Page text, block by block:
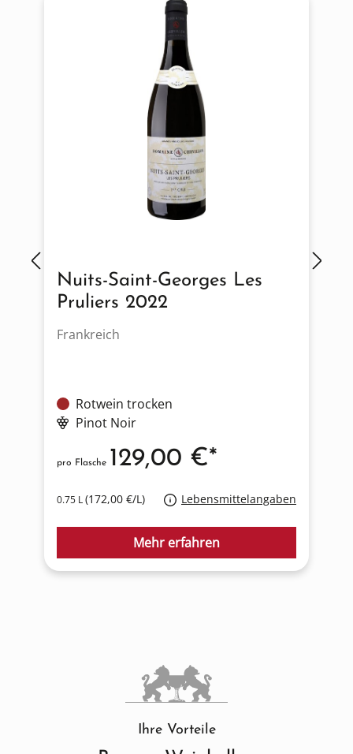
Nuits-Saint-Georges Les
Pruliers 2022
Frankreich
Rotwein trocken
Pinot Noir
0.75 L(172,00 €/L) Lebensmittelangaben
pro Flasche 129,00 €*
Mehr erfahren
Ihre Vorteile